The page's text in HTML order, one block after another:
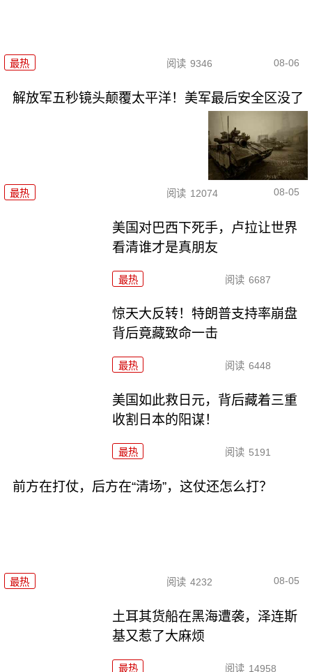
最热 阅读 9346 08-06
解放军五秒镜头颠覆太平洋！美军最后安全区没了
最热 阅读 12074 08-05
美国对巴西下死手，卢拉让世界
看清谁才是真朋友
最热 阅读 6687
惊天大反转！特朗普支持率崩盘
背后竟藏致命一击
最热 阅读 6448
美国如此救日元，背后藏着三重
收割日本的阳谋！
最热 阅读 5191
前方在打仗，后方在“清场”，这仗还怎么打？
最热 阅读 4232 08-05
土耳其货船在黑海遭袭，泽连斯
基又惹了大麻烦
最热 阅读 14958